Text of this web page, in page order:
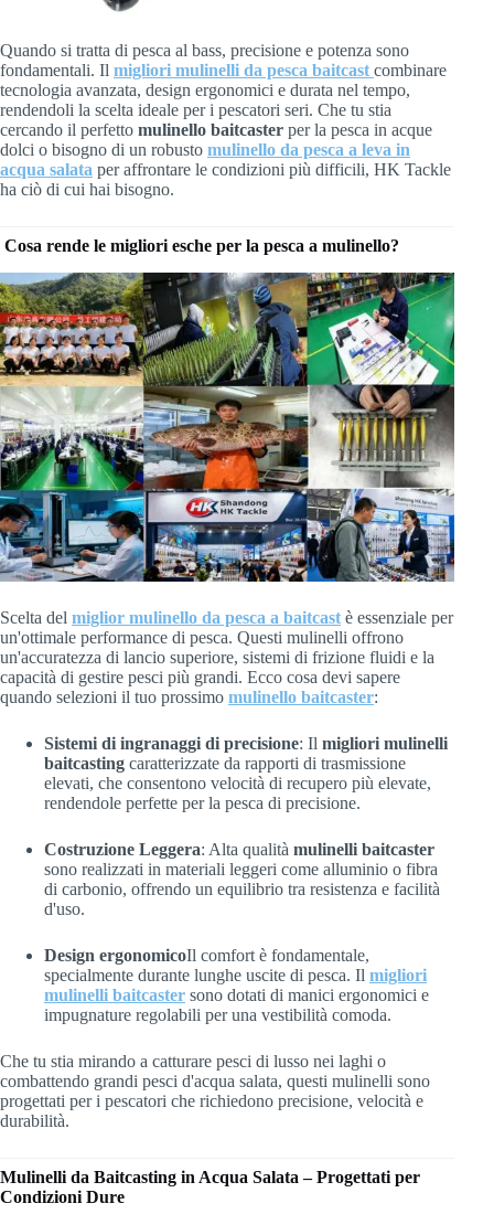
Quando si tratta di pesca al bass, precisione e potenza sono
fondamentali. Il migliori mulinelli da pesca baitcast combinare
tecnologia avanzata, design ergonomici e durata nel tempo,
rendendoli la scelta ideale per i pescatori seri. Che tu stia
cercando il perfetto mulinello baitcaster per la pesca in acque
dolci o bisogno di un robusto mulinello da pesca a leva in
acqua salata per affrontare le condizioni più difficili, HK Tackle
ha ciò di cui hai bisogno.
Cosa rende le migliori esche per la pesca a mulinello?
Scelta del miglior mulinello da pesca a baitcast è essenziale per
un'ottimale performance di pesca. Questi mulinelli offrono
un'accuratezza di lancio superiore, sistemi di frizione fluidi e la
capacità di gestire pesci più grandi. Ecco cosa devi sapere
quando selezioni il tuo prossimo mulinello baitcaster:
Sistemi di ingranaggi di precisione: Il migliori mulinelli
baitcasting caratterizzate da rapporti di trasmissione
elevati, che consentono velocità di recupero più elevate,
rendendole perfette per la pesca di precisione.
Costruzione Leggera: Alta qualità mulinelli baitcaster
sono realizzati in materiali leggeri come alluminio o fibra
di carbonio, offrendo un equilibrio tra resistenza e facilità
d'uso.
Design ergonomicoIl comfort è fondamentale,
specialmente durante lunghe uscite di pesca. Il migliori
mulinelli baitcaster sono dotati di manici ergonomici e
impugnature regolabili per una vestibilità comoda.
Che tu stia mirando a catturare pesci di lusso nei laghi o
combattendo grandi pesci d'acqua salata, questi mulinelli sono
progettati per i pescatori che richiedono precisione, velocità e
durabilità.
Mulinelli da Baitcasting in Acqua Salata – Progettati per
Condizioni Dure